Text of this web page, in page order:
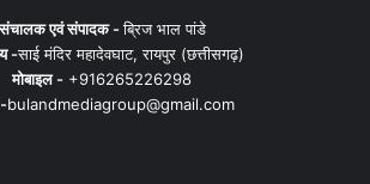
एवं संपादक -ब्रिज भाल पांडे
-साई मंदिर महादेवघाट, रायपुर (छत्तीसगढ़)
मोबाइल - +916265226298
bulandmediagroup@gmail.com